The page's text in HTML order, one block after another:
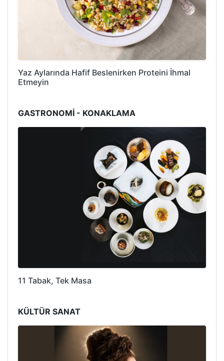
Yaz Aylarında Hafif Beslenirken Proteini İhmal
Etmeyin
GASTRONOMİ - KONAKLAMA
11 Tabak, Tek Masa
KÜLTÜR SANAT